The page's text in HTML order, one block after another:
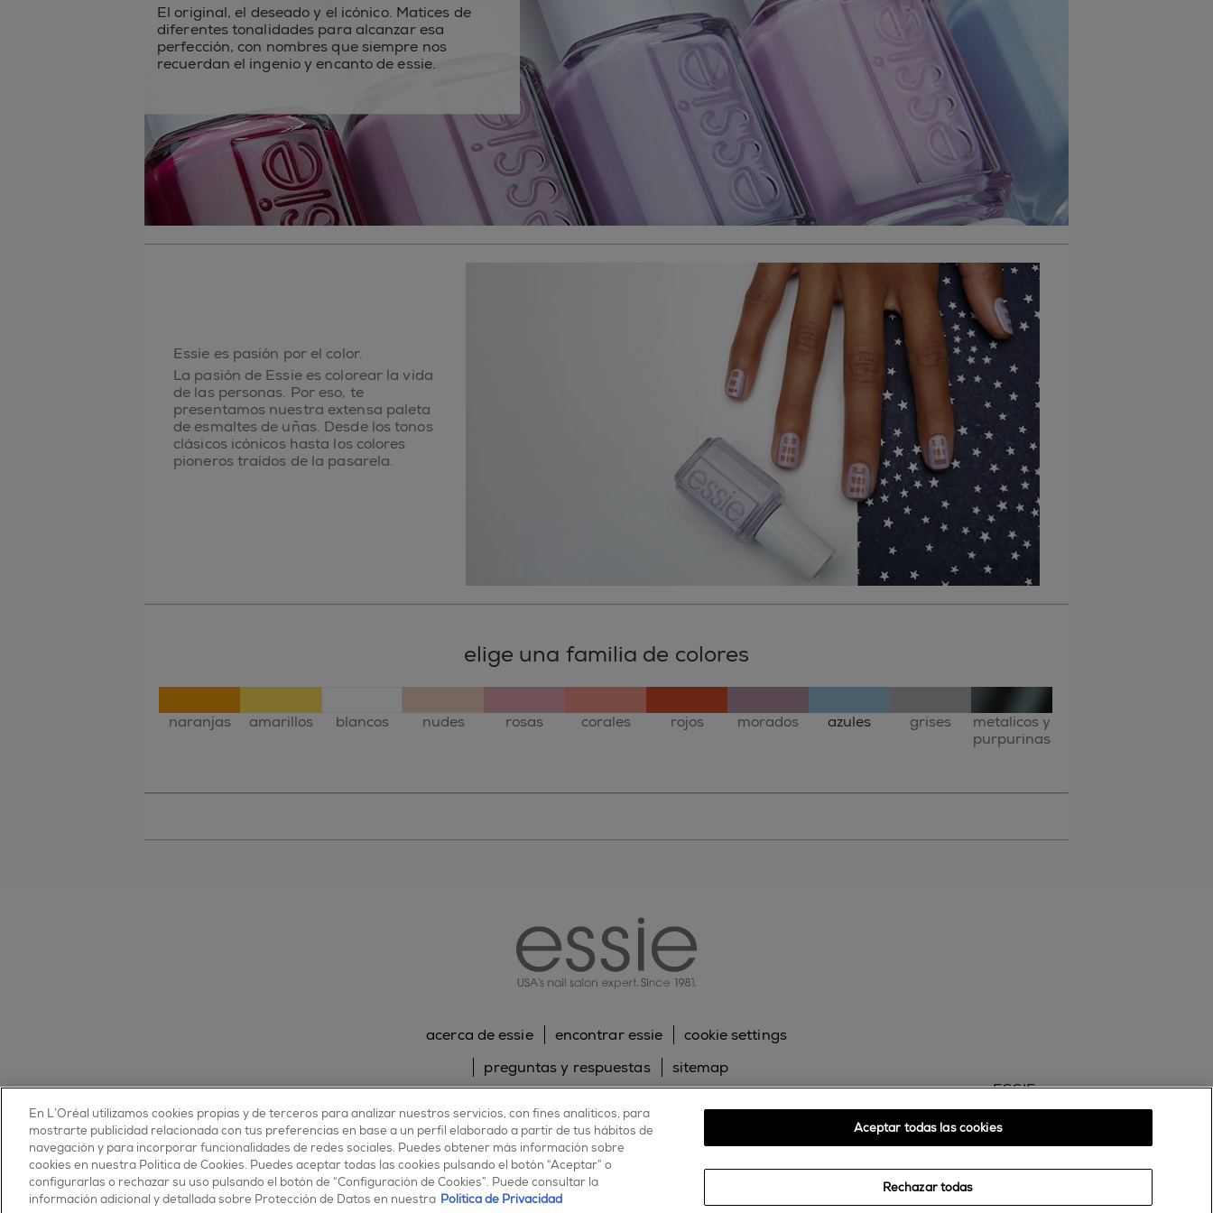
El original, el deseado y el icónico. Matices de
diferentes tonalidades para alcanzar esa
perfección, con nombres que siempre nos
recuerdan el ingenio y encanto de essie.
Essie es pasión por el color.
La pasión de Essie es colorear la vida
de las personas. Por eso, te
presentamos nuestra extensa paleta
de esmaltes de uñas. Desde los tonos
clásicos icónicos hasta los colores
pioneros traídos de la pasarela.
elige una familia de colores
naranjas amarillos blancos nudes rosas corales rojos morados azules grises
metalicos y
purpurinas
© 2025 essie todos los derechos reservados
condiciones de uso
acerca de essie encontrar essie
cookie settings
preguntas y respuestas
sitemap
política de privacidad
facebook
twitter youtubeinstagram
ESSIE
30, rue d’Alsace – 92300 Levallois-Perret
FRANCE
En L’Oréal utilizamos cookies propias y de terceros para analizar nuestros servicios, con fines analíticos, para
mostrarte publicidad relacionada con tus preferencias en base a un perfil elaborado a partir de tus hábitos de
navegación y para incorporar funcionalidades de redes sociales. Puedes obtener más información sobre
cookies en nuestra Política de Cookies. Puedes aceptar todas las cookies pulsando el botón “Aceptar” o
configurarlas o rechazar su uso pulsando el botón de “Configuración de Cookies”. Puede consultar la
información adicional y detallada sobre Protección de Datos en nuestra Política de Privacidad
Rechazar todas
Aceptar todas las cookies